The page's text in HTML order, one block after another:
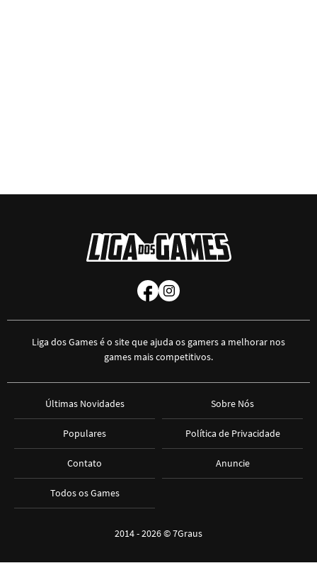
Liga dos Games é o site que ajuda os gamers a melhorar nos
games mais competitivos.
Últimas Novidades
Populares
Contato
Todos os Games
Sobre Nós
Política de Privacidade
Anuncie
2014 - 2026 ©7Graus